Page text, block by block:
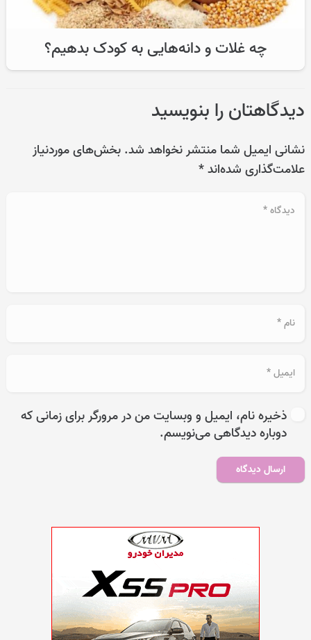
چه غلات و دانه‌هایی به کودک بدهیم؟
دیدگاهتان را بنویسید
نشانی ایمیل شما منتشر نخواهد شد. بخش‌های موردنیاز
علامت‌گذاری شده‌اند*
ذخیره نام، ایمیل و وبسایت من در مرورگر برای زمانی که
دوباره دیدگاهی می‌نویسم.
ارسال دیدگاه